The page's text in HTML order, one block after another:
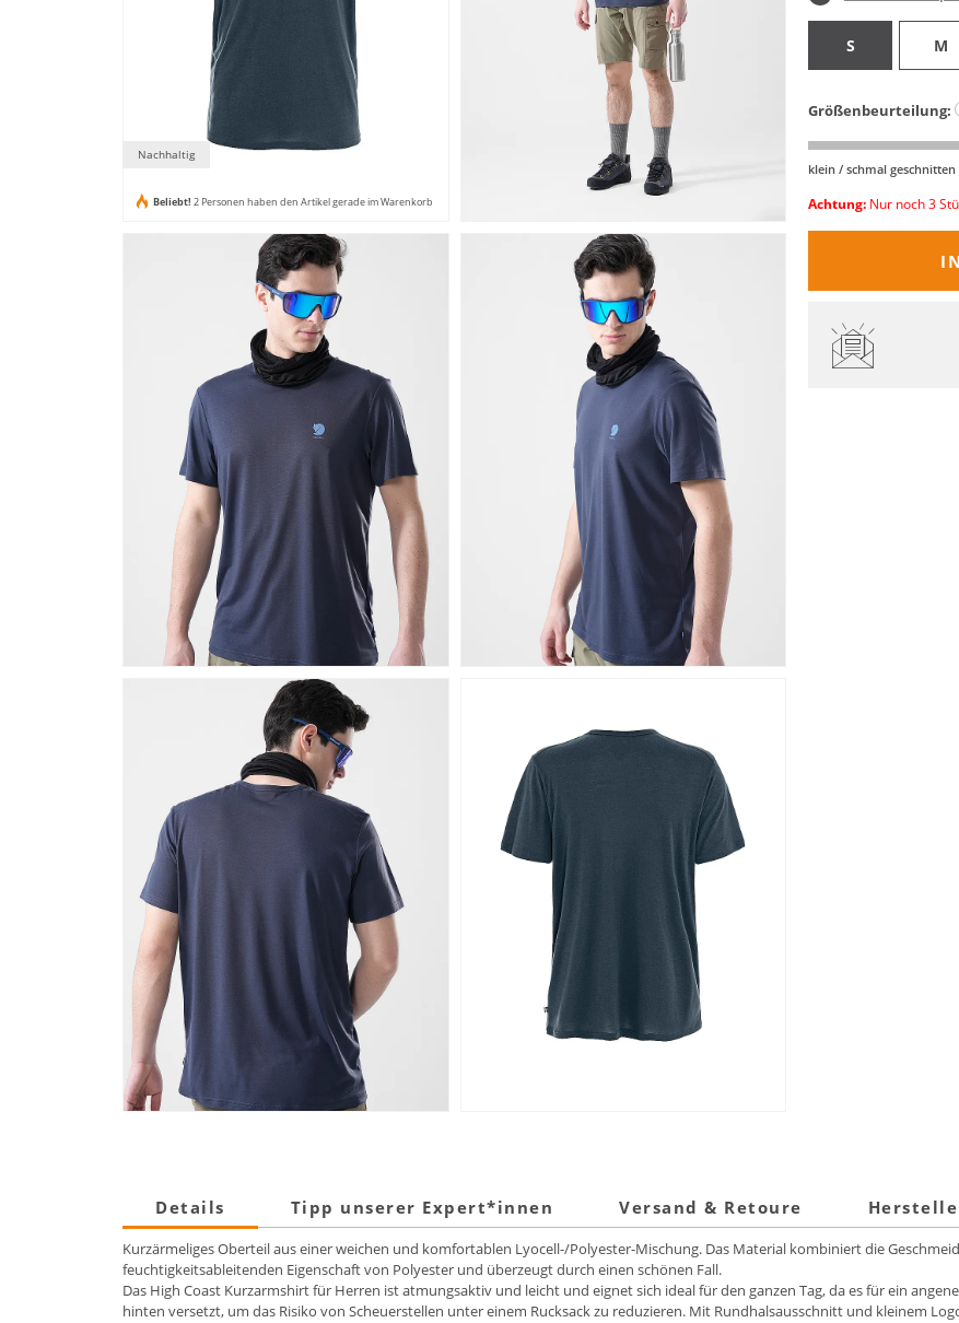
Nachhaltig
Beliebt! 2 Personen haben den Artikel gerade im Warenkorb
S M
Größenbeurteilung:
klein / schmal geschnitten
Achtung: Nur noch 3
Details Tipp unserer Expert*innen Versand & Retoure
Kurzärmeliges Oberteil aus einer weichen und komfortablen Lyocell-/Polyester-Mischung. Das Material kombiniert die
feuchtigkeitsableitenden Eigenschaft von Polyester und überzeugt durch einen schönen Fall.
Das High Coast Kurzarmshirt für Herren ist atmungsaktiv und leicht und eignet sich ideal für den ganzen Tag, da es für ein
hinten versetzt, um das Risiko von Scheuerstellen unter einem Rucksack zu reduzieren. Mit Rundhalsausschnitt und kleinem